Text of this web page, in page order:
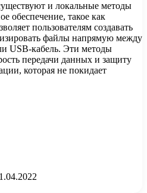
и локальные методы
обеспечение, такое как
пользователям создавать
файлы напрямую между
USB-кабель. Эти методы
передачи данных и защиту
которая не покидает